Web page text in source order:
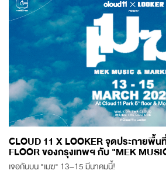
CLOUD 11 X LOOKER จุดประกายพื้น
FLOOR ของกรุงเทพฯ กับ "MEK
เจอกันบน "เมฆ" 13–15 มีนาคมนี้!